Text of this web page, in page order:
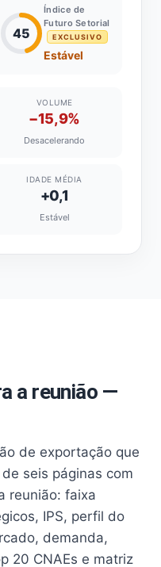
45
Índice de
Futuro Setorial
EXCLUSIVO
Estável
VOLUME
−15,9%
Desacelerando
IDADE MÉDIA
+0,1
Estável
a reunião —
de exportação que
seis páginas com
reunião: faixa
IPS, perfil do
demanda,
20 CNAEs e matriz